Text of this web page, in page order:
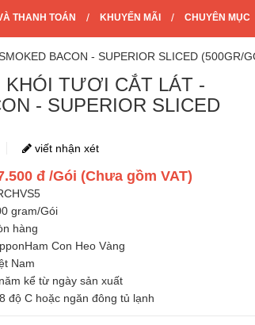
THANH TOÁN / KHUYẾN MÃI / CHUYÊN MỤC
BACON - SUPERIOR SLICED (500GR/
KHÓI TƯƠI CẮT LÁT -
- SUPERIOR SLICED
viết nhận xét
đ /Gói (Chưa gồm VAT)
gram/Gói
hàng
Con Heo Vàng
Nam
kể từ ngày sản xuất
độ C hoặc ngăn đông tủ lạnh